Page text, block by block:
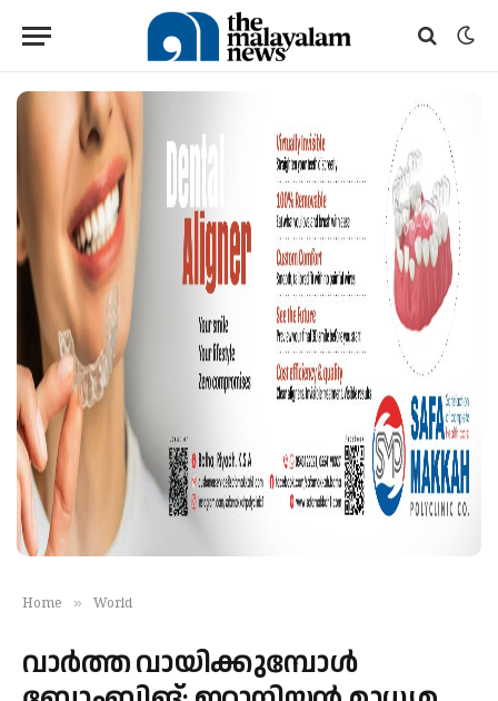
Home » World
വാര്‍ത്ത വായിക്കുമ്പോള്‍